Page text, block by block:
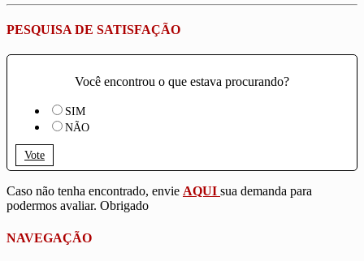
PESQUISA DE SATISFAÇÃO
Você encontrou o que estava procurando?
SIM
NÃO
Vote
Caso não tenha encontrado, envie AQUI sua demanda para
podermos avaliar. Obrigado
NAVEGAÇÃO